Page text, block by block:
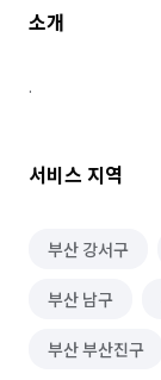
소개
.
서비스 지역
부산 강서구
부산 남구
부산 부산진구